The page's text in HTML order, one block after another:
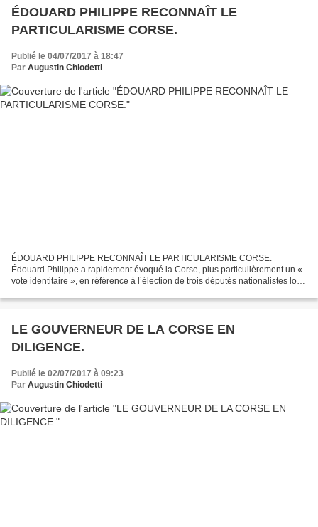
ÉDOUARD PHILIPPE RECONNAÎT LE
PARTICULARISME CORSE.
Publié le 04/07/2017 à 18:47
Par Augustin Chiodetti
ÉDOUARD PHILIPPE RECONNAÎT LE PARTICULARISME CORSE.
Édouard Philippe a rapidement évoqué la Corse, plus particulièrement un «
vote identitaire », en référence à l’élection de trois députés nationalistes lors
LE GOUVERNEUR DE LA CORSE EN
DILIGENCE.
Publié le 02/07/2017 à 09:23
Par Augustin Chiodetti